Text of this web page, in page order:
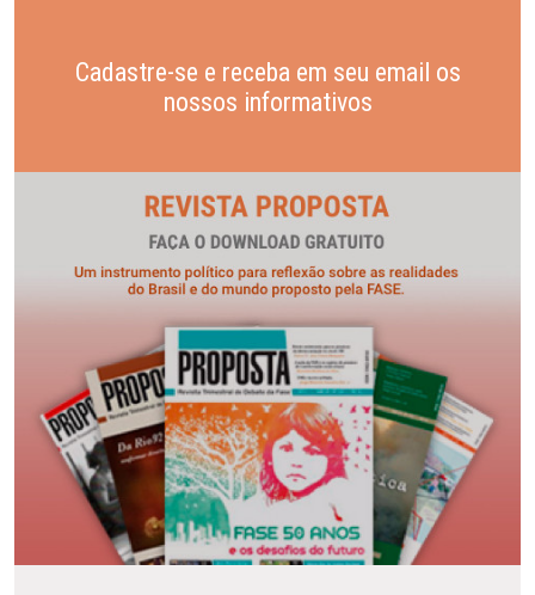
Cadastre-se e receba em seu email os
nossos informativos